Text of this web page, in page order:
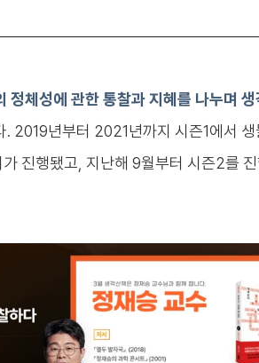
정체성에 관한 통찰과 지혜를 나누며
. 2019년부터 2021년까지 시즌1에서
진행됐고, 지난해 9월부터 시즌2를